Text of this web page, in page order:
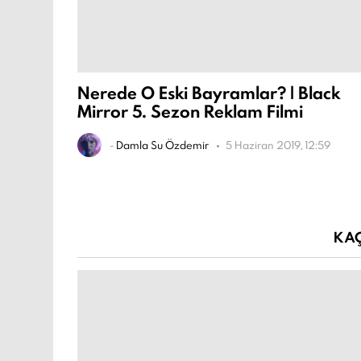
Nerede O Eski Bayramlar? | Black
Mirror 5. Sezon Reklam Filmi
- Damla Su Özdemir 5 Haziran 2019, 12:59